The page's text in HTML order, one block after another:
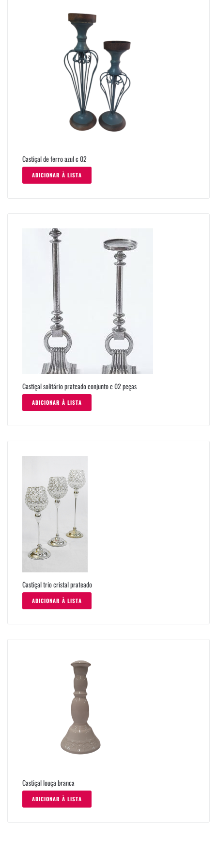
Castiçal de ferro azul c 02
ADICIONAR À LISTA
Castiçal solitário prateado conjunto c 02 peças
ADICIONAR À LISTA
Castiçal trio cristal prateado
ADICIONAR À LISTA
Castiçal louça branca
ADICIONAR À LISTA